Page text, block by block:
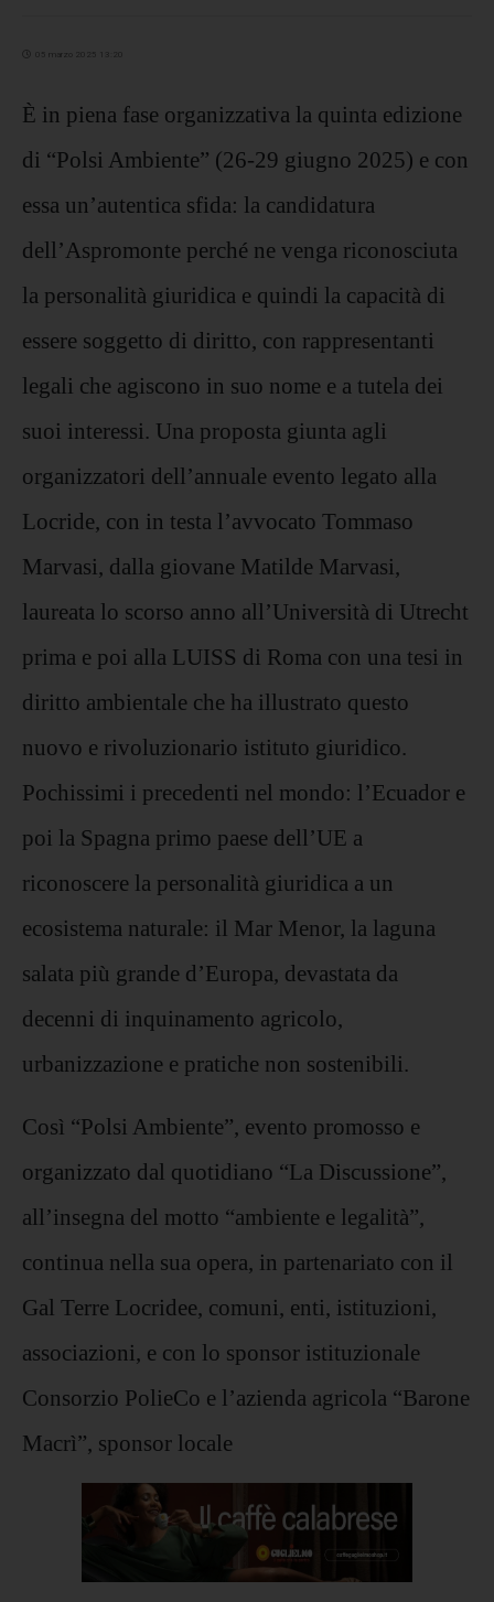
05 marzo 2025 13:20
È in piena fase organizzativa la quinta edizione
di “Polsi Ambiente” (26-29 giugno 2025) e con
essa un’autentica sfida: la candidatura
dell’Aspromonte perché ne venga riconosciuta
la personalità giuridica e quindi la capacità di
essere soggetto di diritto, con rappresentanti
legali che agiscono in suo nome e a tutela dei
suoi interessi. Una proposta giunta agli
organizzatori dell’annuale evento legato alla
Locride, con in testa l’avvocato Tommaso
Marvasi, dalla giovane Matilde Marvasi,
laureata lo scorso anno all’Università di Utrecht
prima e poi alla LUISS di Roma con una tesi in
diritto ambientale che ha illustrato questo
nuovo e rivoluzionario istituto giuridico.
Pochissimi i precedenti nel mondo: l’Ecuador e
poi la Spagna primo paese dell’UE a
riconoscere la personalità giuridica a un
ecosistema naturale: il Mar Menor, la laguna
salata più grande d’Europa, devastata da
decenni di inquinamento agricolo,
urbanizzazione e pratiche non sostenibili.
Così “Polsi Ambiente”, evento promosso e
organizzato dal quotidiano “La Discussione”,
all’insegna del motto “ambiente e legalità”,
continua nella sua opera, in partenariato con il
Gal Terre Locridee, comuni, enti, istituzioni,
associazioni, e con lo sponsor istituzionale
Consorzio PolieCo e l’azienda agricola “Barone
Macrì”, sponsor locale